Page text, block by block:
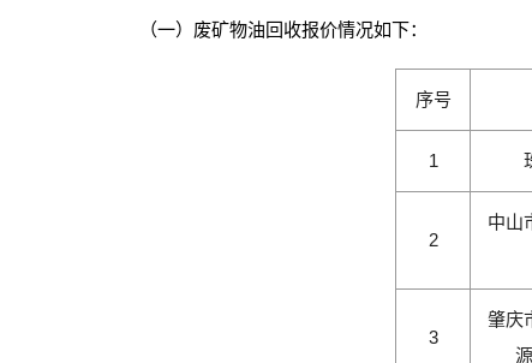
（一）废矿物油回收报价情况如下：
序号
1
2
中山
3
肇庆